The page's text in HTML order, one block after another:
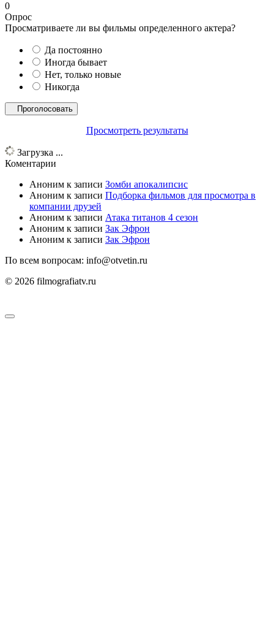
0
Опрос
Просматриваете ли вы фильмы определенного актера?
Да постоянно
Иногда бывает
Нет, только новые
Никогда
Просмотреть результаты
Загрузка ...
Коментарии
Аноним к записи Зомби апокалипсис
Аноним к записи Подборка фильмов для просмотра в
компании друзей
Аноним к записи Атака титанов 4 сезон
Аноним к записи Зак Эфрон
Аноним к записи Зак Эфрон
По всем вопросам: info@otvetin.ru
© 2026 filmografiatv.ru